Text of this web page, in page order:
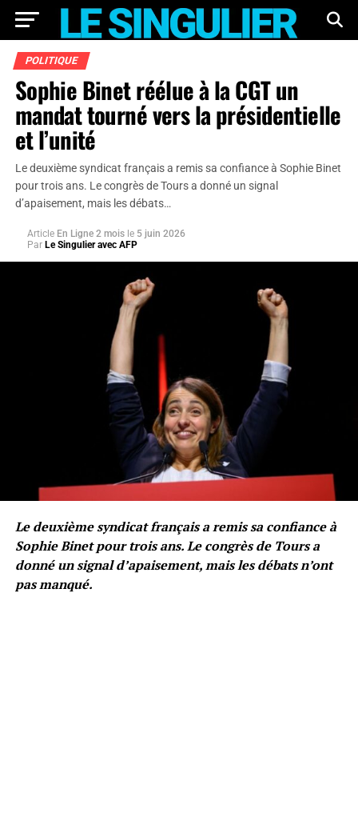
POLITIQUE
Sophie Binet réélue à la CGT un
mandat tourné vers la présidentielle
et l’unité
Le deuxième syndicat français a remis sa confiance à Sophie Binet
pour trois ans. Le congrès de Tours a donné un signal
d’apaisement, mais les débats…
Article En Ligne 2 mois le 5 juin 2026
Par Le Singulier avec AFP
Le deuxième syndicat français a remis sa confiance à
Sophie Binet pour trois ans. Le congrès de Tours a
donné un signal d’apaisement, mais les débats n’ont
pas manqué.